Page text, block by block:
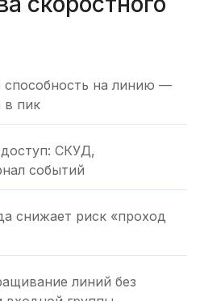
способность на линию —
в пик
СКУД,
событий
снижает риск «проход
линий без